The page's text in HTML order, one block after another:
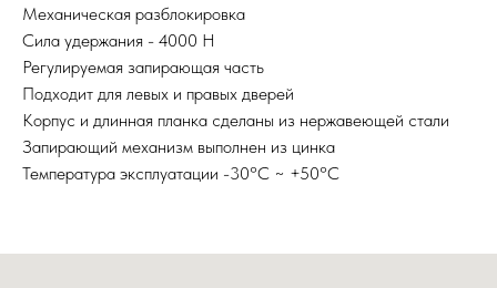
Механическая разблокировка
Сила удержания - 4000 Н
Регулируемая запирающая часть
Подходит для левых и правых дверей
Корпус и длинная планка сделаны из нержавеющей стали
Запирающий механизм выполнен из цинка
Температура эксплуатации -30°С ~ +50°С